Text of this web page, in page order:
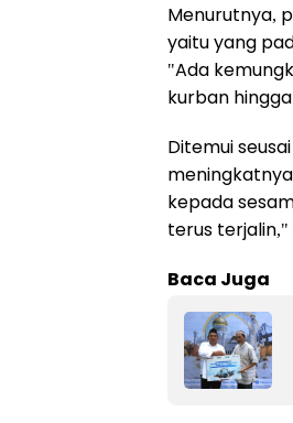
Menurutnya,
yaitu yang
"Ada
kurban
Ditemui
kepada
terus terjalin,"
Baca Juga